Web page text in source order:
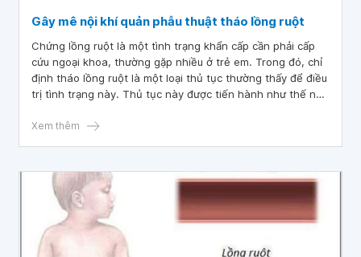
Gây mê nội khí quản phẫu thuật tháo lồng ruột
Chứng lồng ruột là một tình trạng khẩn cấp cần phải cấp
cứu ngoại khoa, thường gặp nhiều ở trẻ em. Trong đó, chỉ
định tháo lồng ruột là một loại thủ tục thường thấy để điều
trị tình trạng này. Thủ tục này được tiến hành như thế nào
trẻ em hay không?
Xem thêm